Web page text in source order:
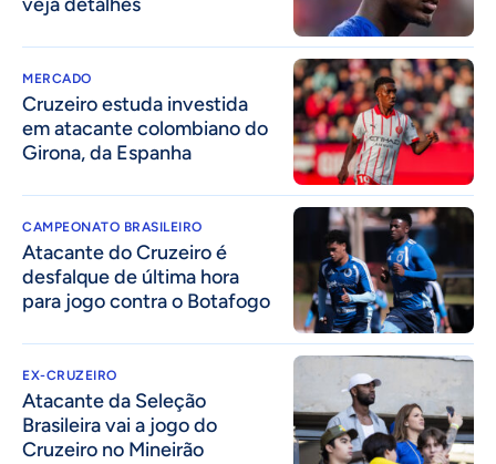
MERCADO
Cruzeiro estuda investida
em atacante colombiano do
Girona, da Espanha
CAMPEONATO BRASILEIRO
Atacante do Cruzeiro é
desfalque de última hora
para jogo contra o Botafogo
EX-CRUZEIRO
Atacante da Seleção
Brasileira vai a jogo do
Cruzeiro no Mineirão